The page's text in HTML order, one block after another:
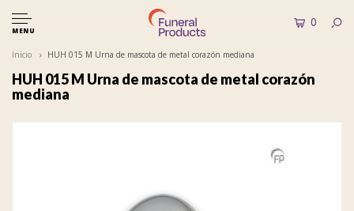
MENU
0
Inicio HUH 015 M Urna de mascota de metal corazón mediana
HUH 015 M Urna de mascota de metal corazón
mediana